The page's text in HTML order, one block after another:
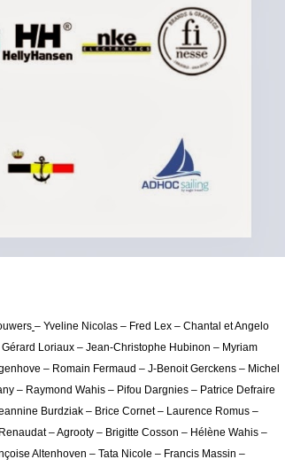
– Yveline Nicolas – Fred Lex – Chantal et Angelo
Loriaux – Jean-Christophe Hubinon – Myriam
– Romain Fermaud – J-Benoit Gerckens – Michel
– Raymond Wahis – Pifou Dargnies – Patrice Defraire
Burdziak – Brice Cornet – Laurence Romus –
– Agrooty – Brigitte Cosson – Hélène Wahis –
Altenhoven – Tata Nicole – Francis Massin –